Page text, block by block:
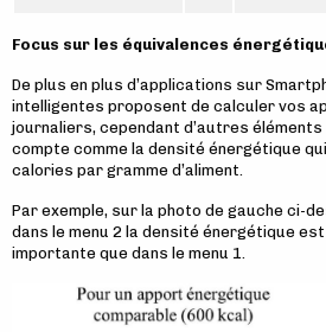
Focus sur les équivalences
De plus en plus d’applications sur
intelligentes proposent de calculer vos
journaliers, cependant d’autres
compte comme la densité énergétique
calories par gramme d’aliment.
Par exemple, sur la photo de gauche ci-
dans le menu 2 la densité énergétique
importante que dans le menu 1.